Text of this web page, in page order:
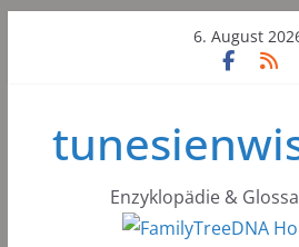
6. August
Enzyklopädie &